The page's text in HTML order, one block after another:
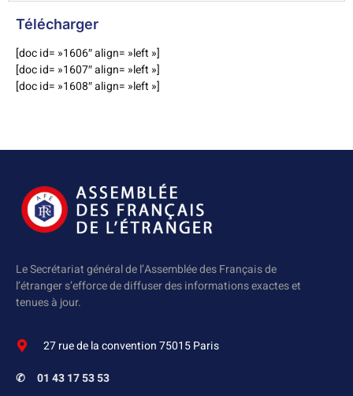
Télécharger
[doc id= »1606″ align= »left »]
[doc id= »1607″ align= »left »]
[doc id= »1608″ align= »left »]
Le Secrétariat général de l’Assemblée des Français de
l’étranger s’efforce de diffuser des informations exactes et
tenues à jour.
27 rue de la convention 75015 Paris
✆ 01 43 17 53 53